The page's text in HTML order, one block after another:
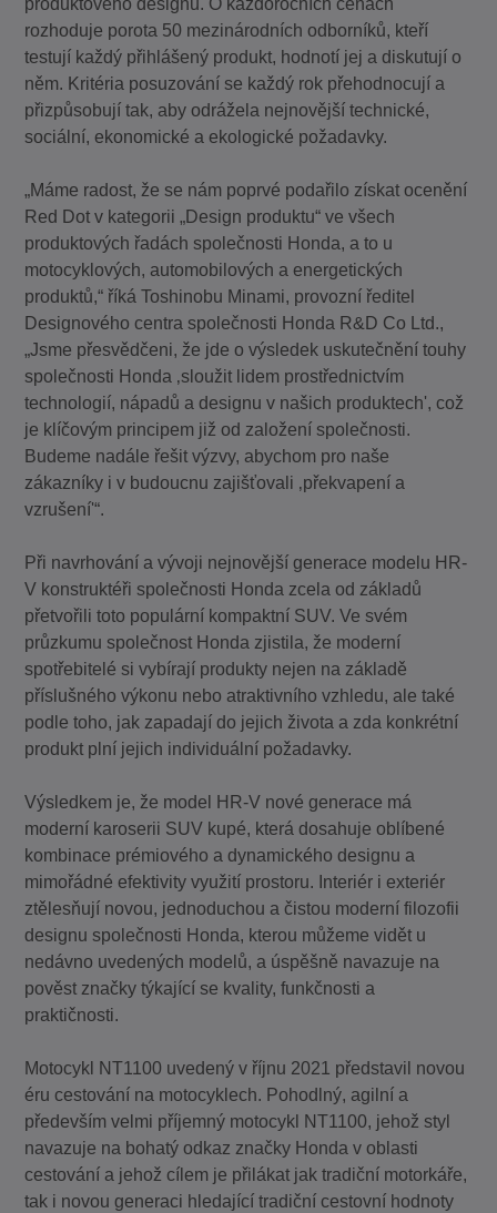
produktového designu. O každoročních cenách
rozhoduje porota 50 mezinárodních odborníků, kteří
testují každý přihlášený produkt, hodnotí jej a diskutují o
něm. Kritéria posuzování se každý rok přehodnocují a
přizpůsobují tak, aby odrážela nejnovější technické,
sociální, ekonomické a ekologické požadavky.
„Máme radost, že se nám poprvé podařilo získat ocenění
Red Dot v kategorii „Design produktu“ ve všech
produktových řadách společnosti Honda, a to u
motocyklových, automobilových a energetických
produktů,“ říká Toshinobu Minami, provozní ředitel
Designového centra společnosti Honda R&D Co Ltd.,
„Jsme přesvědčeni, že jde o výsledek uskutečnění touhy
společnosti Honda ‚sloužit lidem prostřednictvím
technologií, nápadů a designu v našich produktech', což
je klíčovým principem již od založení společnosti.
Budeme nadále řešit výzvy, abychom pro naše
zákazníky i v budoucnu zajišťovali ‚překvapení a
vzrušení'“.
Při navrhování a vývoji nejnovější generace modelu HR-
V konstruktéři společnosti Honda zcela od základů
přetvořili toto populární kompaktní SUV. Ve svém
průzkumu společnost Honda zjistila, že moderní
spotřebitelé si vybírají produkty nejen na základě
příslušného výkonu nebo atraktivního vzhledu, ale také
podle toho, jak zapadají do jejich života a zda konkrétní
produkt plní jejich individuální požadavky.
Výsledkem je, že model HR-V nové generace má
moderní karoserii SUV kupé, která dosahuje oblíbené
kombinace prémiového a dynamického designu a
mimořádné efektivity využití prostoru. Interiér i exteriér
ztělesňují novou, jednoduchou a čistou moderní filozofii
designu společnosti Honda, kterou můžeme vidět u
nedávno uvedených modelů, a úspěšně navazuje na
pověst značky týkající se kvality, funkčnosti a
praktičnosti.
Motocykl NT1100 uvedený v říjnu 2021 představil novou
éru cestování na motocyklech. Pohodlný, agilní a
především velmi příjemný motocykl NT1100, jehož styl
navazuje na bohatý odkaz značky Honda v oblasti
cestování a jehož cílem je přilákat jak tradiční motorkáře,
tak i novou generaci hledající tradiční cestovní hodnoty